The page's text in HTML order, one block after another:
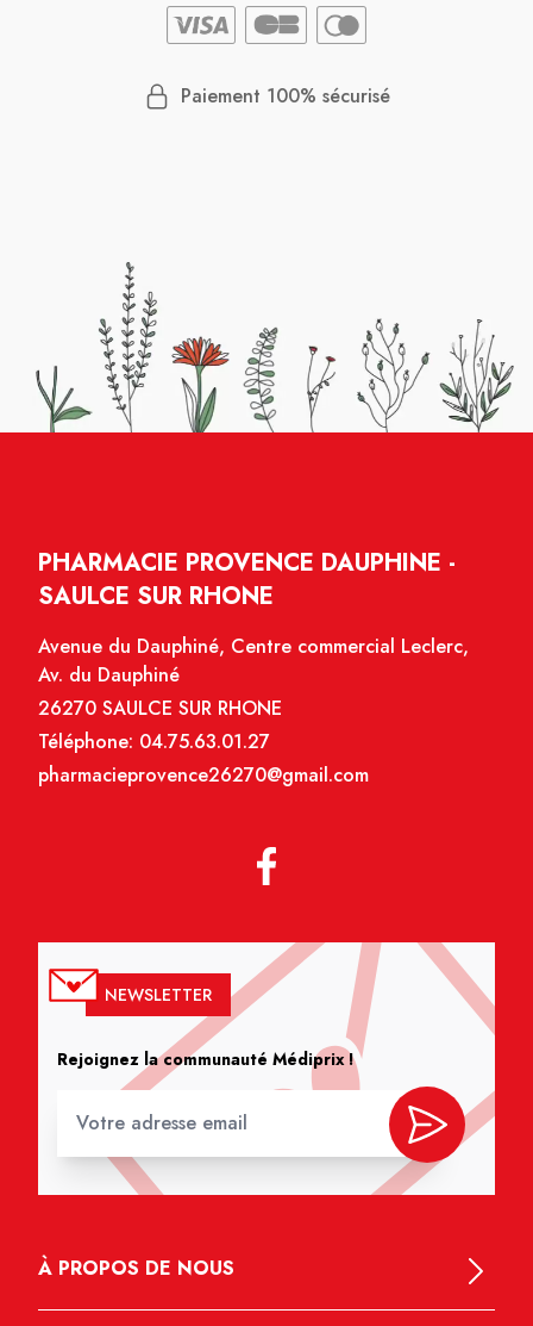
Paiement 100% sécurisé
PHARMACIE PROVENCE DAUPHINE -
SAULCE SUR RHONE
Avenue du Dauphiné, Centre commercial Leclerc,
Av. du Dauphiné
26270 SAULCE SUR RHONE
Téléphone: 04.75.63.01.27
pharmacieprovence26270@gmail.com
NEWSLETTER
Rejoignez la communauté Médiprix !
À PROPOS DE NOUS